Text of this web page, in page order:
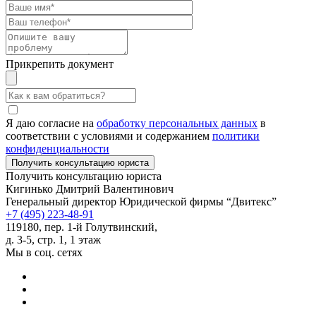
Прикрепить документ
Я даю согласие на обработку персональных данных в
соответствии с условиями и содержанием политики
конфиденциальности
Получить консультацию юриста
Кигинько Дмитрий Валентинович
Генеральный директор Юридической фирмы “Двитекс”
+7 (495) 223-48-91
119180, пер. 1-й Голутвинский,
д. 3-5, стр. 1, 1 этаж
Мы в соц. сетях